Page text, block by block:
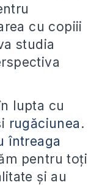
cu copiii
studia
lupta cu
rugăciunea .
întreaga
pentru toți
și au